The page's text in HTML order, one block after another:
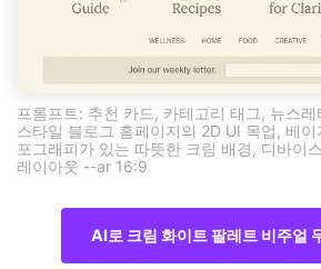
프롬프트: 추천 카드, 카테고리 태그, 뉴스
스타일 블로그 홈페이지의 2D UI 목업, 베
포그래피가 있는 따뜻한 크림 배경, 디바이
레이아웃 --ar 16:9
AI로 크림 화이트 팔레트 비주얼